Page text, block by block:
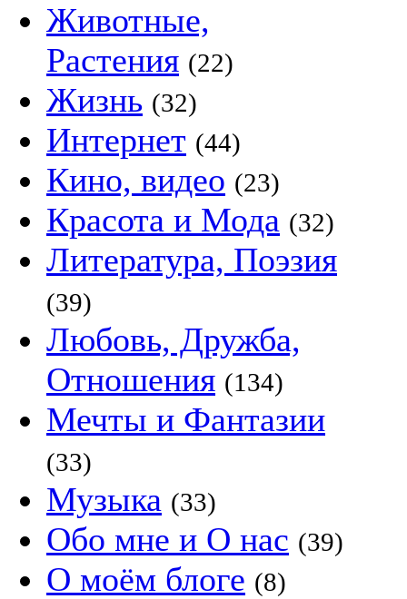
Животные,
Растения (22)
Жизнь (32)
Интернет (44)
Кино, видео (23)
Красота и Мода (32)
Литература, Поэзия
(39)
Любовь, Дружба,
Отношения (134)
Мечты и Фантазии
(33)
Музыка (33)
Обо мне и О нас (39)
О моём блоге (8)